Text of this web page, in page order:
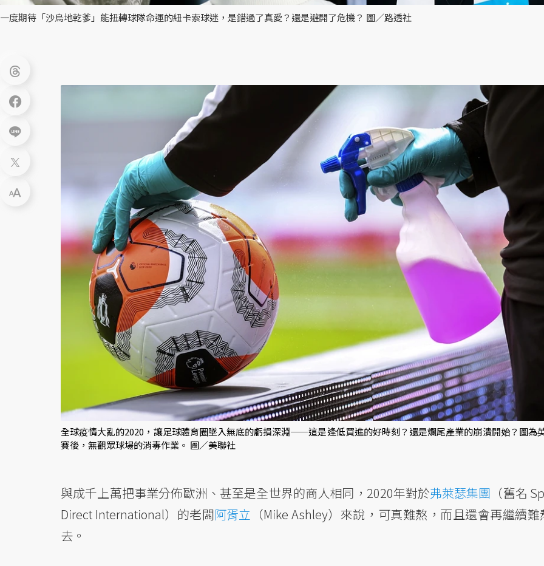
一度期待「沙烏地乾爹」能扭轉球隊命運的紐卡索球迷，是錯過了真愛？還是避開了危機？ 圖／路透社
全球疫情大亂的2020，讓足球體育圈墜入無底的虧損深淵——這是逢低買進的好時刻？還是爛尾產業的崩潰開始？圖為
賽後，無觀眾球場的消毒作業。 圖／美聯社
與成千上萬把事業分佈歐洲、甚至是全世界的商人相同，2020年對於弗萊瑟集團 （舊名
Direct International）的老闆阿胥立 （Mike Ashley）來說，可真難熬，而且還會再繼續
去。